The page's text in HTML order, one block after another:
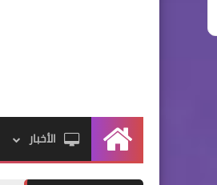
الرئيسيةالأخبار